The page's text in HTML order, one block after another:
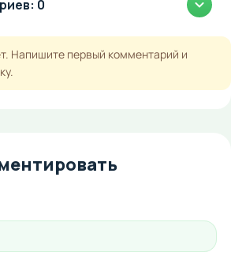
0
Напишите первый комментарий и